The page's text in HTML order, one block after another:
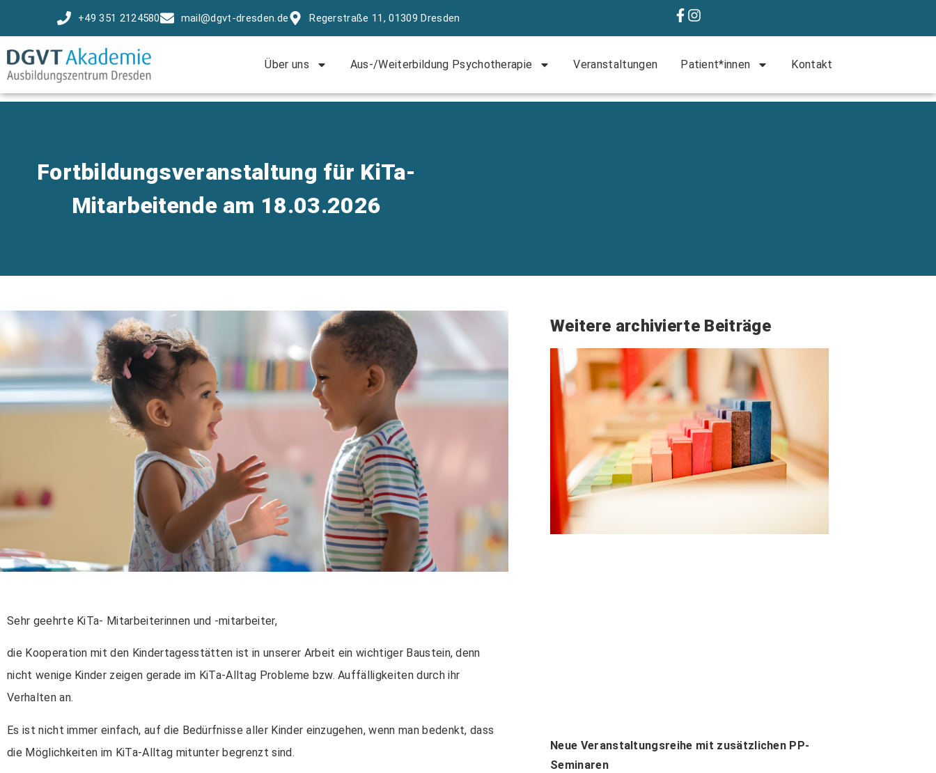
+49 351 2124580 mail@dgvt-dresden.de Regerstraße 11, 01309 Dresden
Über uns Aus-/Weiterbildung Psychotherapie Veranstaltungen Patient*innen Kontakt
Fortbildungsveranstaltung für KiTa-
Mitarbeitende am 18.03.2026
Sehr geehrte KiTa- Mitarbeiterinnen und -mitarbeiter,
die Kooperation mit den Kindertagesstätten ist in unserer Arbeit ein wichtiger Baustein, denn
nicht wenige Kinder zeigen gerade im KiTa-Alltag Probleme bzw. Auffälligkeiten durch ihr
Verhalten an.
Es ist nicht immer einfach, auf die Bedürfnisse aller Kinder einzugehen, wenn man bedenkt, dass
die Möglichkeiten im KiTa-Alltag mitunter begrenzt sind.
Weitere archivierte Beiträge
Neue Veranstaltungsreihe mit zusätzlichen PP-
Seminaren